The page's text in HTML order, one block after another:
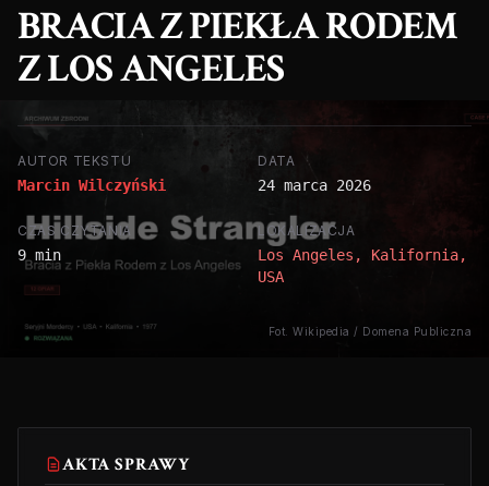
Fot. Wikipedia / Domena Publiczna
BRACIA Z PIEKŁA RODEM
Z LOS ANGELES
AUTOR TEKSTU
Marcin Wilczyński
DATA
24 marca 2026
CZAS CZYTANIA
9 min
LOKALIZACJA
Los Angeles, Kalifornia,
USA
AKTA SPRAWY